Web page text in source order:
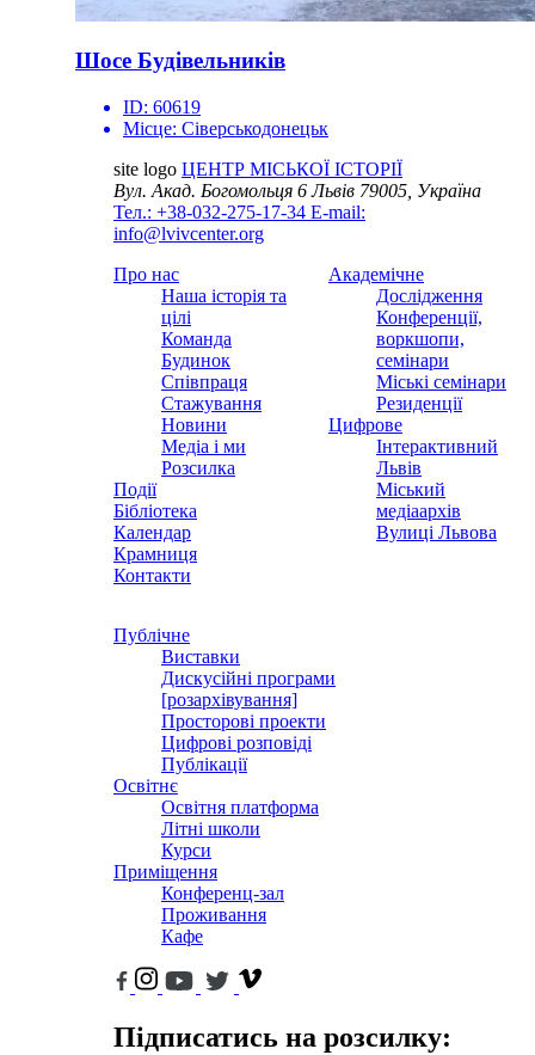
Шосе Будівельників
ID: 60619
Місце: Сіверськодонецьк
site logo ЦЕНТР МІСЬКОЇ ІСТОРІЇ
Вул. Акад. Богомольця 6Львів 79005, Україна
Тел.: +38-032-275-17-34 E-mail:
info@lvivcenter.org
Про нас
Наша історія та
цілі
Команда
Будинок
Співпраця
Стажування
Новини
Медіа і ми
Розсилка
Події
Бібліотека
Календар
Крамниця
Контакти
Академічне
Дослідження
Конференції,
воркшопи,
семінари
Міські семінари
Резиденції
Цифрове
Інтерактивний
Львів
Міський
медіаархів
Вулиці Львова
Публічне
Виставки
Дискусійні програми
[розархівування]
Просторові проекти
Цифрові розповіді
Публікації
Освітнє
Освітня платформа
Літні школи
Курси
Приміщення
Конференц-зал
Проживання
Кафе
Підписатись на розсилку: